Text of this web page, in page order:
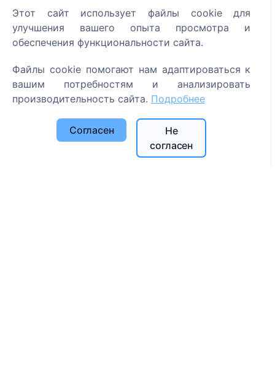
Часто задаваемые вопросы
Блог
Политика конфиденциальности
Политика платежей
Настройки cookie
Поиск
Этот сайт использует файлы cookie для
улучшения вашего опыта просмотра и
обеспечения функциональности сайта.
Файлы cookie помогают нам адаптироваться к
вашим потребностям и анализировать
производительность сайта. Подробнее
Согласен
Не
согласен